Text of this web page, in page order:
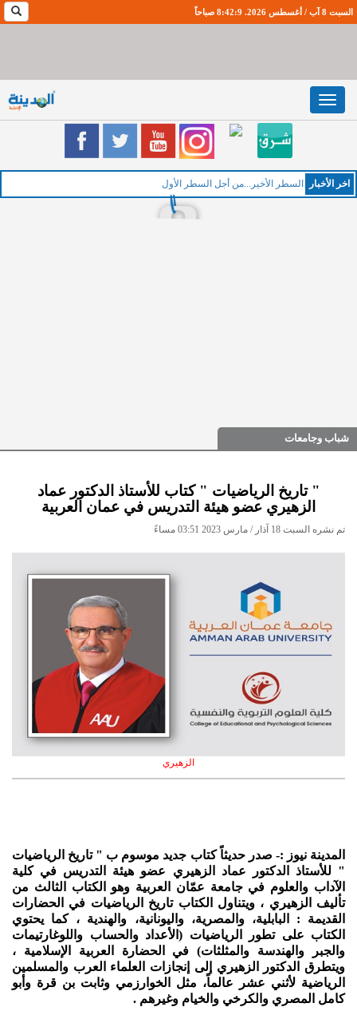
السبت 8 آب / أغسطس 2026. 8:42:10 صباحاً
Toggle
navigation
اخر اﻷخبار
شباب وجامعات
" تاريخ الرياضيات " كتاب للأستاذ الدكتور عماد
الزهيري عضو هيئة التدريس في عمان العربية
تم نشره السبت 18 آذار / مارس 2023 03:51 مساءً
الزهيري
المدينة نيوز :- صدر حديثاً كتاب جديد موسوم ب " تاريخ الرياضيات
" للأستاذ الدكتور عماد الزهيري عضو هيئة التدريس في كلية
الآداب والعلوم في جامعة عمّان العربية وهو الكتاب الثالث من
تأليف الزهيري ، ويتناول الكتاب تاريخ الرياضيات في الحضارات
القديمة : البابلية، والمصرية، واليونانية، والهندية ، كما يحتوي
الكتاب على تطور الرياضيات (الأعداد والحساب واللوغارتيمات
والجبر والهندسة والمثلثات) في الحضارة العربية الإسلامية ،
ويتطرق الدكتور الزهيري إلى إنجازات العلماء العرب والمسلمين
الرياضية لأثني عشر عالماً، مثل الخوارزمي وثابت بن قرة وأبو
كامل المصري والكرخي والخيام وغيرهم .